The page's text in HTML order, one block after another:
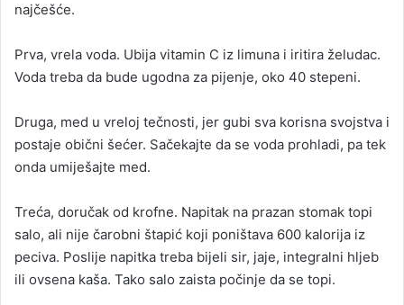
najčešće.
Prva, vrela voda. Ubija vitamin C iz limuna i iritira želudac.
Voda treba da bude ugodna za pijenje, oko 40 stepeni.
Druga, med u vreloj tečnosti, jer gubi sva korisna svojstva i
postaje obični šećer. Sačekajte da se voda prohladi, pa tek
onda umiješajte med.
Treća, doručak od krofne. Napitak na prazan stomak topi
salo, ali nije čarobni štapić koji poništava 600 kalorija iz
peciva. Poslije napitka treba bijeli sir, jaje, integralni hljeb
ili ovsena kaša. Tako salo zaista počinje da se topi.